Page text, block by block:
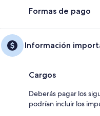
Formas de pago
Información
Cargos
Deberás pagar los
podrían incluir los